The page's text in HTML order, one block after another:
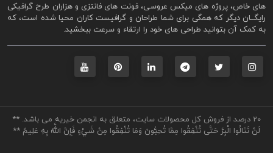
های خاص، پروژه های ميکس عروسی، فونت های فانتزی و هزاران طرح گرافیکی
رايگــان ديگر که همگی برای شما طراحان و گرافيست کاران محيا شده است، که
به کمک آن بتوانيد طراحی های خود را ارتقاء و سرعت ببخشيد.
20 درصد از فروش کل محصولات سایت، متعلق به انجمن خیریه می باشد. **
لَنْ تَنَالُوا الْبِرَّ حَتَّى تُنْفِقُوا مِمَّا تُحِبُّونَ وَمَا تُنْفِقُوا مِنْ شَيْءٍ فَإِنَّ اللَّهَ بِهِ عَلِيمٌ **